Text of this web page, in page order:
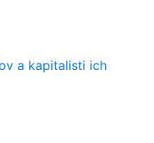
a kapitalisti ich